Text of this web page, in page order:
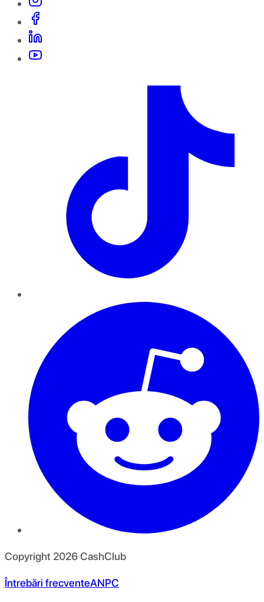
Copyright 2026CashClub
Întrebări frecventeANPC